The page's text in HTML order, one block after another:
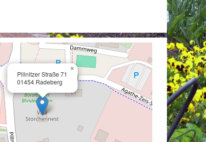
Pillnitzer Straße 71
01454 Radeberg
×